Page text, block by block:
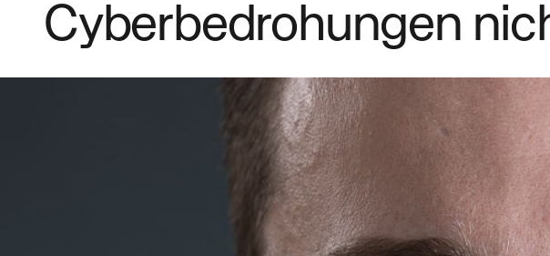
Cyberbedrohungen